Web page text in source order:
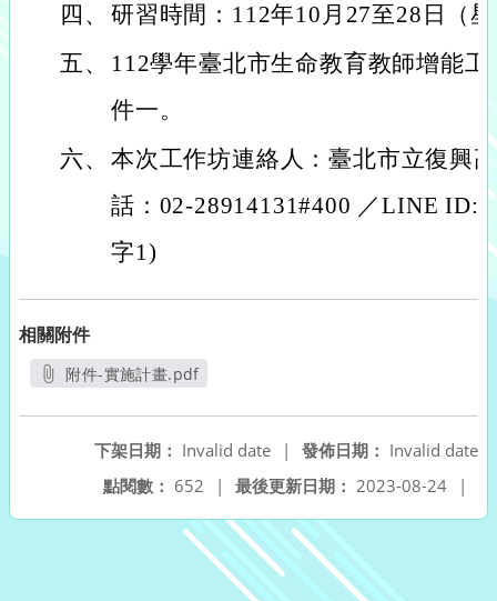
四、 研習時間：112年10月27至28日（
五、
112學年臺北市生命教育教師增能
件一。
六、 本次工作坊連絡人：臺北市立復興
話：02-28914131#400 ／LINE
字1)
相關附件
附件-實施計畫.pdf
發佈日期： Invalid date
下架日期： Invalid date
|
最後更新日期： 2023-08-24 |
點閱數： 652 |